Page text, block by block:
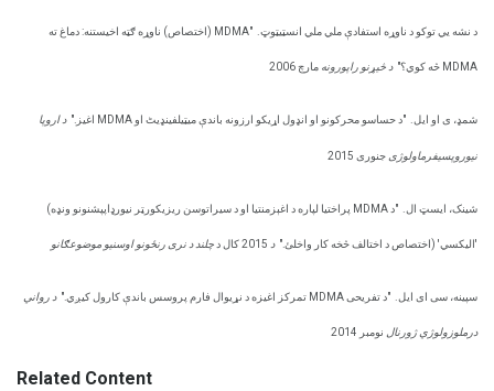
د نشه یي توکو د ناوړه استفادې ملي ملي انسټیټوټ. "MDMA (اختصاص) ناوړه ګټه اخیستنه: دماغ ته
MDMA څه کوي؟" د څیړنو راپورونه مارچ 2006
شمډ، ی او ایل. "د حساسو محرکونو او انډول اړیکو ارزونه باندې میټیلفینډیٹ او MDMA اغیز." د اروپا
نیوروپسیفرماولوژی جنوری 2015
شینک، ایسټ ال. "د MDMA پراختیا لپاره د اغېزمنتیا او د سیراتوسن ریزیکورټر نیورډاپپشنونو ونډه)
'الیکسي' (اختصاص د اختالف څخه کار واخلئ." د چلند د نری رنځونو اوسنیو موضوعګانو
سپینه، سی ای ایل. "د تفریحی MDMA تمرکز اغیزه د نړیوال فارم پروسس باندې کارول کیږي." د رواني
درملوزولوژي ژورنال نومبر 2014
Related Content